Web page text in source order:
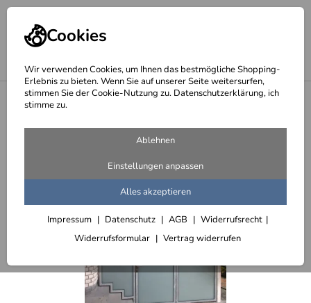
Cookies
Wir verwenden Cookies, um Ihnen das bestmögliche Shopping-
Erlebnis zu bieten. Wenn Sie auf unserer Seite weitersurfen,
stimmen Sie der Cookie-Nutzung zu. Datenschutzerklärung, ich
stimme zu.
Ablehnen
Einstellungen anpassen
Alles akzeptieren
Impressum Datenschutz AGB
Widerrufsrecht
Widerrufsformular
Vertrag widerrufen
Carports